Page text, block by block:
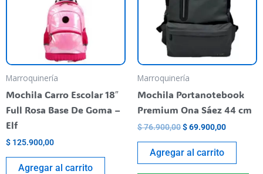
Marroquinería
Mochila Carro Escolar 18″
Full Rosa Base De Goma –
Elf
$ 125.900,00
Agregar al carrito
Marroquinería
Mochila Portanotebook
Premium Ona Sáez 44 cm
$76.900,00$69.900,00
Agregar al carrito